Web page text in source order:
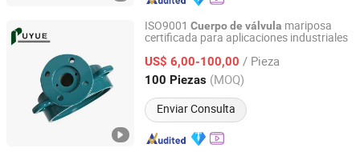
ISO9001 Cuerpode válvula mariposa
certificada para aplicaciones industriales
US$ 6,00-100,00 / Pieza
100 Piezas (MOQ)
Enviar Consulta
Shenyang Puyue Enterprise Co., Ltd.
Liaoning, China Desde 2026